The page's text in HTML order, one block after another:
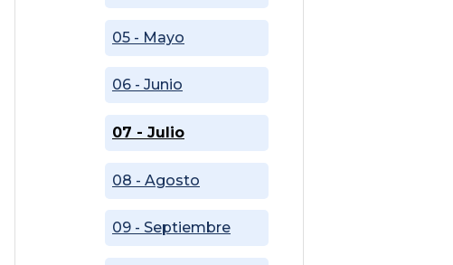
05 - Mayo
06 - Junio
07 - Julio
08 - Agosto
09 - Septiembre